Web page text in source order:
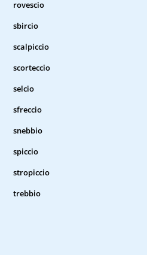
rovescio
sbircio
scalpiccio
scorteccio
selcio
sfreccio
snebbio
spiccio
stropiccio
trebbio